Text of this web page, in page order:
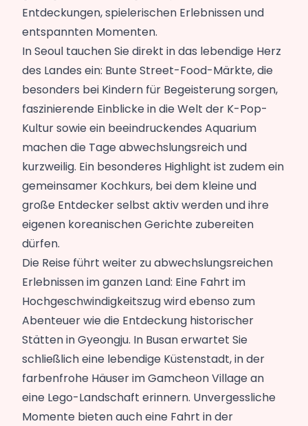
Entdeckungen, spielerischen Erlebnissen und
entspannten Momenten.
In Seoul tauchen Sie direkt in das lebendige Herz
des Landes ein: Bunte Street-Food-Märkte, die
besonders bei Kindern für Begeisterung sorgen,
faszinierende Einblicke in die Welt der K-Pop-
Kultur sowie ein beeindruckendes Aquarium
machen die Tage abwechslungsreich und
kurzweilig. Ein besonderes Highlight ist zudem ein
gemeinsamer Kochkurs, bei dem kleine und
große Entdecker selbst aktiv werden und ihre
eigenen koreanischen Gerichte zubereiten
dürfen.
Die Reise führt weiter zu abwechslungsreichen
Erlebnissen im ganzen Land: Eine Fahrt im
Hochgeschwindigkeitszug wird ebenso zum
Abenteuer wie die Entdeckung historischer
Stätten in Gyeongju. In Busan erwartet Sie
schließlich eine lebendige Küstenstadt, in der
farbenfrohe Häuser im Gamcheon Village an
eine Lego-Landschaft erinnern. Unvergessliche
Momente bieten auch eine Fahrt in der